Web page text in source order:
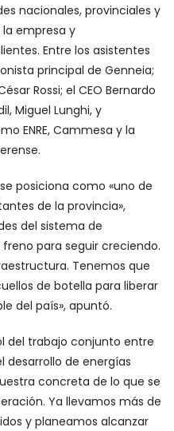
nacionales, provinciales y
empresa y
Entre los asistentes
principal de Genneia;
Rossi; el CEO Bernardo
Miguel Lunghi, y
ENRE, Cammesa y la
posiciona como «uno de
de la provincia»,
del sistema de
para seguir creciendo.
Tenemos que
de botella para liberar
del país», apuntó.
del trabajo conjunto entre
desarrollo de energías
concreta de lo que se
Ya llevamos más de
y planeamos alcanzar